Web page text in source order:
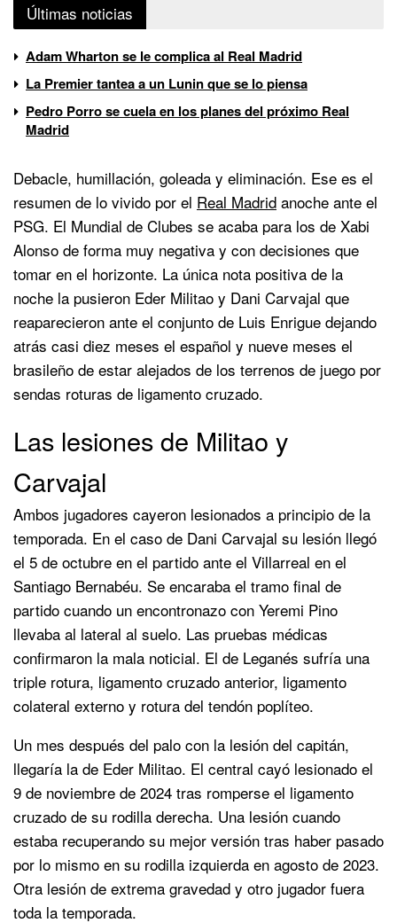
Últimas noticias
Adam Wharton se le complica al Real Madrid
La Premier tantea a un Lunin que se lo piensa
Pedro Porro se cuela en los planes del próximo Real
Madrid
Debacle, humillación, goleada y eliminación. Ese es el
resumen de lo vivido por el Real Madrid anoche ante el
PSG. El Mundial de Clubes se acaba para los de Xabi
Alonso de forma muy negativa y con decisiones que
tomar en el horizonte. La única nota positiva de la
noche la pusieron Eder Militao y Dani Carvajal que
reaparecieron ante el conjunto de Luis Enrigue dejando
atrás casi diez meses el español y nueve meses el
brasileño de estar alejados de los terrenos de juego por
sendas roturas de ligamento cruzado.
Las lesiones de Militao y
Carvajal
Ambos jugadores cayeron lesionados a principio de la
temporada. En el caso de Dani Carvajal su lesión llegó
el 5 de octubre en el partido ante el Villarreal en el
Santiago Bernabéu. Se encaraba el tramo final de
partido cuando un encontronazo con Yeremi Pino
llevaba al lateral al suelo. Las pruebas médicas
confirmaron la mala noticial. El de Leganés sufría una
triple rotura, ligamento cruzado anterior, ligamento
colateral externo y rotura del tendón poplíteo.
Un mes después del palo con la lesión del capitán,
llegaría la de Eder Militao. El central cayó lesionado el
9 de noviembre de 2024 tras romperse el ligamento
cruzado de su rodilla derecha. Una lesión cuando
estaba recuperando su mejor versión tras haber pasado
por lo mismo en su rodilla izquierda en agosto de 2023.
Otra lesión de extrema gravedad y otro jugador fuera
toda la temporada.